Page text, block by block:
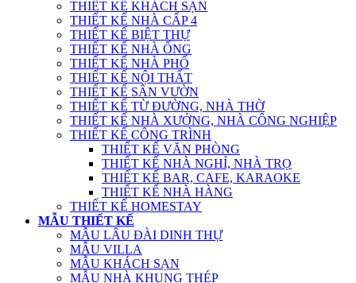
THIẾT KẾ KHÁCH SẠN
THIẾT KẾ NHÀ CẤP 4
THIẾT KẾ BIỆT THỰ
THIẾT KẾ NHÀ ỐNG
THIẾT KẾ NHÀ PHỐ
THIẾT KẾ NỘI THẤT
THIẾT KẾ SÂN VƯỜN
THIẾT KẾ TỪ ĐƯỜNG, NHÀ THỜ
THIẾT KẾ NHÀ XƯỞNG, NHÀ CÔNG NGHIỆP
THIẾT KẾ CÔNG TRÌNH
THIẾT KẾ VĂN PHÒNG
THIẾT KẾ NHÀ NGHỈ, NHÀ TRỌ
THIẾT KẾ BAR, CAFE, KARAOKE
THIẾT KẾ NHÀ HÀNG
THIẾT KẾ HOMESTAY
MẪU THIẾT KẾ
MẪU LÂU ĐÀI DINH THỰ
MẪU VILLA
MẪU KHÁCH SẠN
MẪU NHÀ KHUNG THÉP